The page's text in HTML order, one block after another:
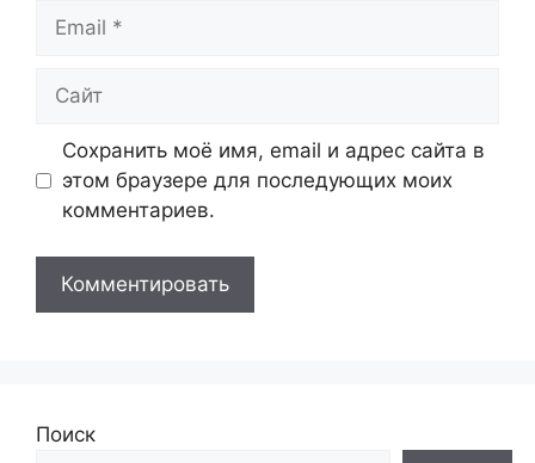
Email
Сайт
Сохранить моё имя, email и адрес сайта в
этом браузере для последующих моих
комментариев.
Поиск